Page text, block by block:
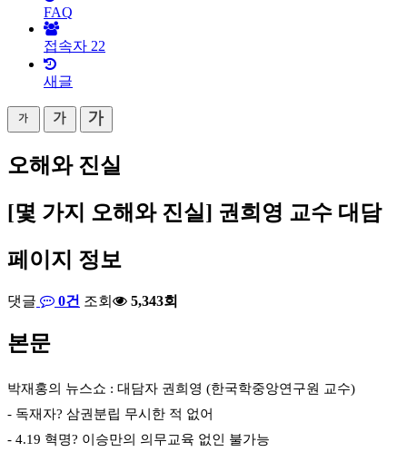
FAQ
접속자 22
새글
오해와 진실
[몇 가지 오해와 진실] 권희영 교수 대담
페이지 정보
댓글 0건 조회 5,343회
본문
박재홍의 뉴스쇼 : 대담자 권희영 (한국학중앙연구원 교수)
- 독재자? 삼권분립 무시한 적 없어
- 4.19 혁명? 이승만의 의무교육 없인 불가능